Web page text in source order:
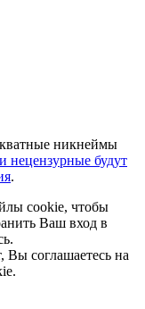
никнеймы
нецензурные будут
.
cookie, чтобы
Ваш вход в
Вы соглашаетесь на